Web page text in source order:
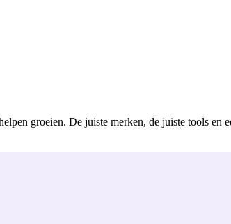
groeien. De juiste merken, de juiste tools en